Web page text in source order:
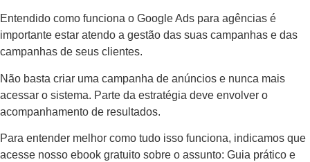
Entendido como funciona o Google Ads para agências é
importante estar atendo a gestão das suas campanhas e das
campanhas de seus clientes.
Não basta criar uma campanha de anúncios e nunca mais
acessar o sistema. Parte da estratégia deve envolver o
acompanhamento de resultados.
Para entender melhor como tudo isso funciona, indicamos que
acesse nosso ebook gratuito sobre o assunto: Guia prático e